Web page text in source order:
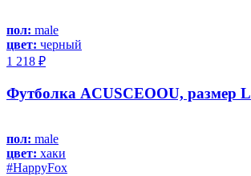
пол: male
цвет: черный
1 218 ₽
Футболка ACUSCEOOU, размер L
пол: male
цвет: хаки
#HappyFox